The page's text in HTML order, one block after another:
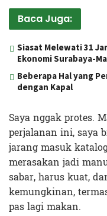
Baca Juga:
Siasat Melewati 31
Ekonomi Surabaya-
Beberapa Hal yang
dengan Kapal
Saya nggak protes.
perjalanan ini, saya
jarang masuk
merasakan jadi
sabar, harus kuat,
kemungkinan,
pas lagi makan.